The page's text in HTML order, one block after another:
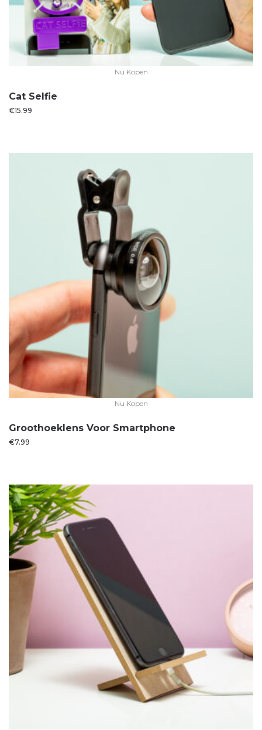
Nu Kopen
Cat Selfie
€15.99
Nu Kopen
Groothoeklens Voor Smartphone
€7.99